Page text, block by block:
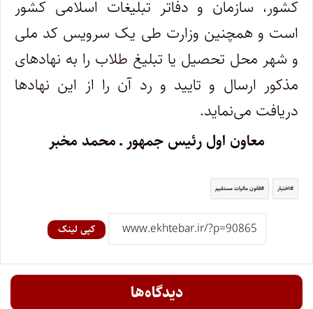
کشور، سازمان و دفاتر تبلیغات اسلامی کشور
است و همچنین وزارت طی یک سرویس کد ملی
و شهر محل تحصیل یا تبلیغ طلاب را به نهادهای
مذکور ارسال و تایید و رد آن را از این نهادها
دریافت می‌نماید.
معاون اول رئیس ‎جمهور ـ محمد مخبر
اختبار قانون مالیات مستقیم
کپی لینک
دیدگاه‌ها